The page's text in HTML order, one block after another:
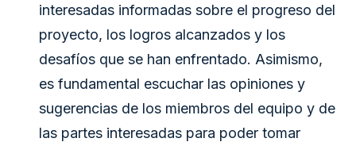
interesadas informadas sobre el progreso del
proyecto, los logros alcanzados y los
desafíos que se han enfrentado. Asimismo,
es fundamental escuchar las opiniones y
sugerencias de los miembros del equipo y de
las partes interesadas para poder tomar